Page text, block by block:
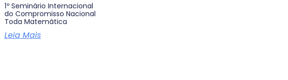
1º Seminário Internacional
do Compromisso Nacional
Toda Matemática
Leia Mais